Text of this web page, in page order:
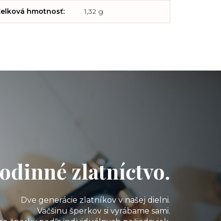
hmotnosť: 1,32 g
zlatníctvo.
Dve generácie zlatníkov v našej dielni.
Väčšinu šperkov si vyrábame sami.